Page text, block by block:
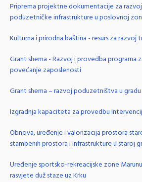
Priprema projektne dokumentacije za
poduzetničke infrastrukture u poslovnoj
Kulturna i prirodna baština - resurs za razvoj
Grant shema - Razvoj i provedba programa
povećanje zaposlenosti
Grant shema – razvoj poduzetništva u gradu
Izgradnja kapaciteta za provedbu
Obnova, uređenje i valorizacija prostora
stambenih prostora i infrastrukture u staroj
Uređenje sportsko-rekreacijske zone
rasvjete duž staze uz Krku